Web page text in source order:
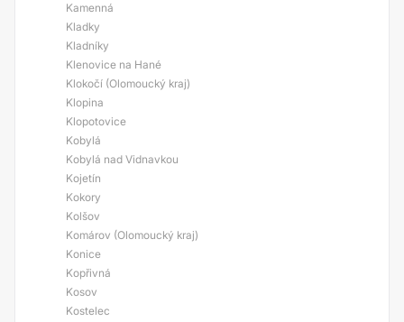
Kamenná
Kladky
Kladníky
Klenovice na Hané
Klokočí (Olomoucký kraj)
Klopina
Klopotovice
Kobylá
Kobylá nad Vidnavkou
Kojetín
Kokory
Kolšov
Komárov (Olomoucký kraj)
Konice
Kopřivná
Kosov
Kostelec